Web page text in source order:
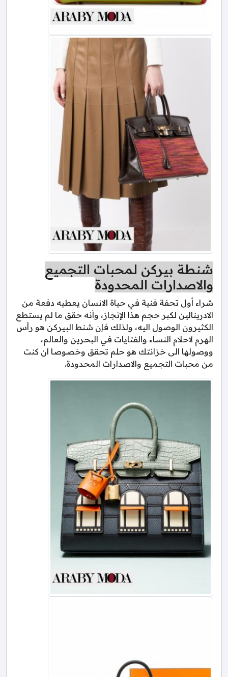
شنطة بيركن لمحبات التجميع
والاصدارات المحدودة
شراء أول تحفة فنية في حياة الانسان يعطيه دفعة من
الادرينالين لكبر حجم هذا الإنجاز، وأنه حقق ما لم يستطع
الكثيرون الوصول اليه، ولذلك فإن شنط البيركن هو رأس
الهرم لاحلام النساء والفتايات في البحرين والعالم،
ووصولها الى خزانتك هو حلم تحقق وخصوصا ان كنت
من محبات التجميع والاصدارات المحدودة.